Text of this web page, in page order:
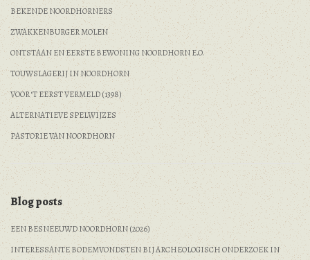
BEKENDE NOORDHORNERS
ZWAKKENBURGER MOLEN
ONTSTAAN EN EERSTE BEWONING NOORDHORN E.O.
TOUWSLAGERIJ IN NOORDHORN
VOOR ‘T EERST VERMELD (1398)
ALTERNATIEVE SPELWIJZES
PASTORIE VAN NOORDHORN
Blog posts
EEN BESNEEUWD NOORDHORN (2026)
INTERESSANTE BODEMVONDSTEN BIJ ARCHEOLOGISCH ONDERZOEK IN